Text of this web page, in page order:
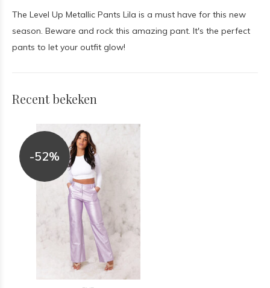
The Level Up Metallic Pants Lila is a must have for this new
season. Beware and rock this amazing pant. It's the perfect
pants to let your outfit glow!
Recent bekeken
-52%